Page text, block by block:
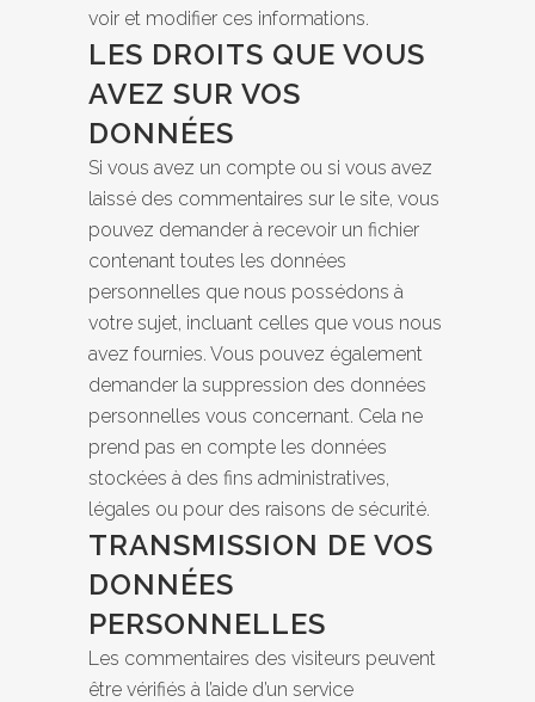
voir et modifier ces informations.
LES DROITS QUE VOUS
AVEZ SUR VOS
DONNÉES
Si vous avez un compte ou si vous avez
laissé des commentaires sur le site, vous
pouvez demander à recevoir un fichier
contenant toutes les données
personnelles que nous possédons à
votre sujet, incluant celles que vous nous
avez fournies. Vous pouvez également
demander la suppression des données
personnelles vous concernant. Cela ne
prend pas en compte les données
stockées à des fins administratives,
légales ou pour des raisons de sécurité.
TRANSMISSION DE VOS
DONNÉES
PERSONNELLES
Les commentaires des visiteurs peuvent
être vérifiés à l’aide d’un service